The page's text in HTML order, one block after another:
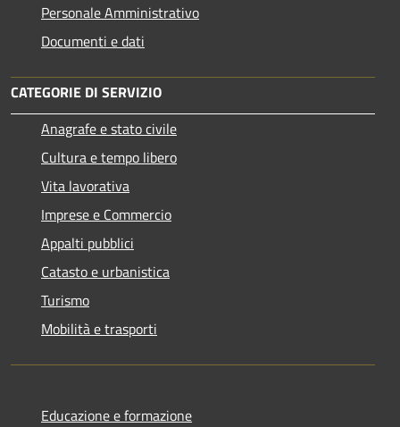
Personale Amministrativo
Documenti e dati
CATEGORIE DI SERVIZIO
Anagrafe e stato civile
Cultura e tempo libero
Vita lavorativa
Imprese e Commercio
Appalti pubblici
Catasto e urbanistica
Turismo
Mobilità e trasporti
Educazione e formazione